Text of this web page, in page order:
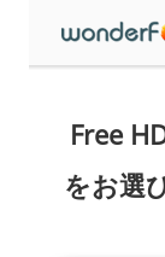
Free
をお選